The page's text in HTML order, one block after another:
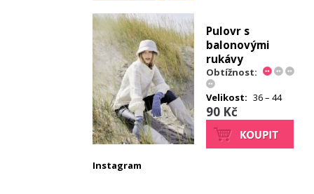
Pulovr s
balonovými
rukávy
Obtížnost:
Velikost: 36 – 44
90 Kč
Instagram